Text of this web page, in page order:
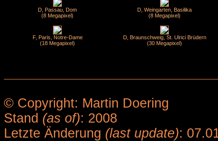
D, Passau, Dom
(8 Megapixel)
D, Weingarten, Basilika
(8 Megapixel)
F, Paris, Notre-Dame
(18 Megapixel)
D, Braunschweig, St. Ulrici Brüdern
(30 Megapixel)
© Copyright: Martin Doering
Stand (as of): 2008
Letzte Änderung (last update):